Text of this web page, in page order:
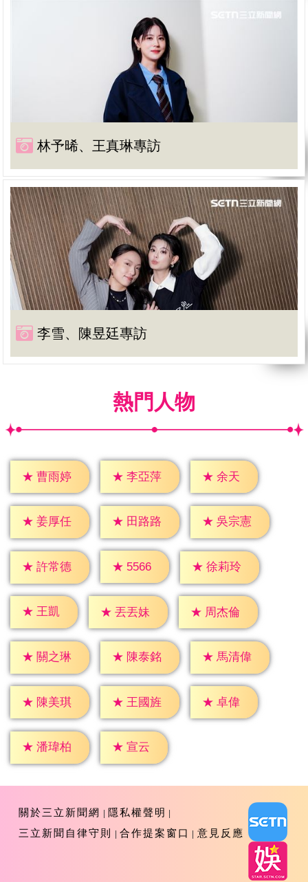
林予晞、王真琳專訪
李雪、陳昱廷專訪
熱門人物
★ 曹雨婷 ★ 李亞萍 ★ 余天
★ 姜厚任 ★ 田路路 ★ 吳宗憲
★ 許常德 ★ 5566 ★ 徐莉玲
★ 王凱 ★ 丟丟妹 ★ 周杰倫
★ 關之琳 ★ 陳泰銘 ★ 馬清偉
★ 陳美琪 ★ 王國旌 ★ 卓偉
★ 潘瑋柏 ★ 宣云
關於三立新聞網
隱私權聲明
三立新聞自律守則
合作提案窗口 意見反應